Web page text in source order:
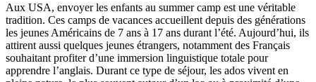
Aux USA, envoyer les enfants au summer camp est une véritable
tradition. Ces camps de vacances accueillent depuis des générations
les jeunes Américains de 7 ans à 17 ans durant l’été. Aujourd’hui, ils
attirent aussi quelques jeunes étrangers, notamment des Français
souhaitant profiter d’une immersion linguistique totale pour
apprendre l’anglais. Durant ce type de séjour, les ados vivent en